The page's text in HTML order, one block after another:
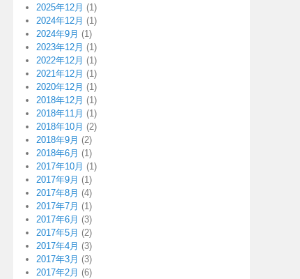
2025年12月 (1)
2024年12月 (1)
2024年9月 (1)
2023年12月 (1)
2022年12月 (1)
2021年12月 (1)
2020年12月 (1)
2018年12月 (1)
2018年11月 (1)
2018年10月 (2)
2018年9月 (2)
2018年6月 (1)
2017年10月 (1)
2017年9月 (1)
2017年8月 (4)
2017年7月 (1)
2017年6月 (3)
2017年5月 (2)
2017年4月 (3)
2017年3月 (3)
2017年2月 (6)